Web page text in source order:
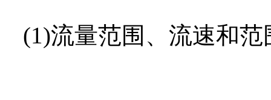
(1)流量范围、流速和范